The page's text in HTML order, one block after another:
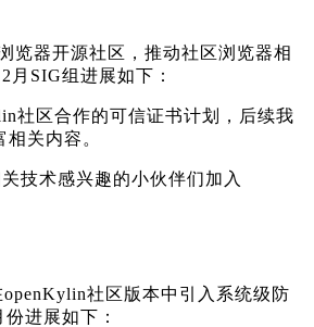
览器开源社区，推动社区浏览器相
月SIG组进展如下：
社区合作的可信证书计划，后续我
关内容。
技术感兴趣的小伙伴们加入
社区版本中引入系统级防
进展如下：